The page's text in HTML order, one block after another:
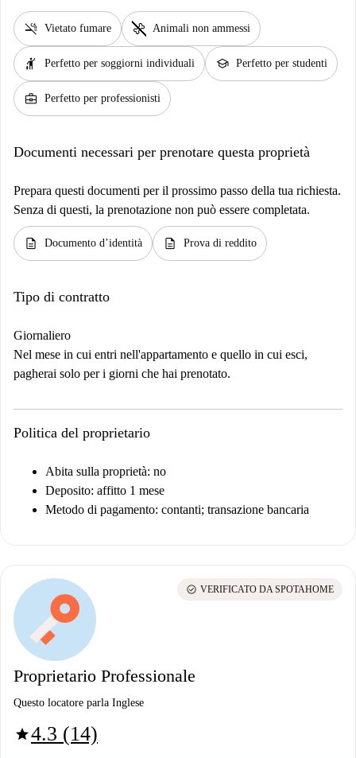
smoke_free Vietato fumare pet_supplies Animali non ammessi
hail Perfetto per soggiorni individuali school Perfetto per studenti
business_center Perfetto per professionisti
Documenti necessari per prenotare questa proprietà
Prepara questi documenti per il prossimo passo della tua richiesta.
Senza di questi, la prenotazione non può essere completata.
description Documento d’identità description Prova di reddito
Tipo di contratto
Giornaliero
Nel mese in cui entri nell'appartamento e quello in cui esci,
pagherai solo per i giorni che hai prenotato.
Politica del proprietario
Abita sulla proprietà: no
Deposito: affitto 1 mese
Metodo di pagamento: contanti; transazione bancaria
Proprietario Professionale
Questo locatore parla Inglese
star4.3 (14)
check_circle VERIFICATO DA SPOTAHOME